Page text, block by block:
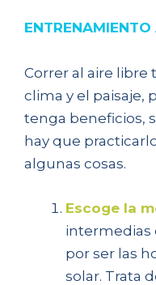
ENTRENAMIENTO
Correr al aire
clima y el paisaje,
tenga beneficios,
hay que
algunas cosas.
Escoge la
intermedias
por ser las
solar. Trata